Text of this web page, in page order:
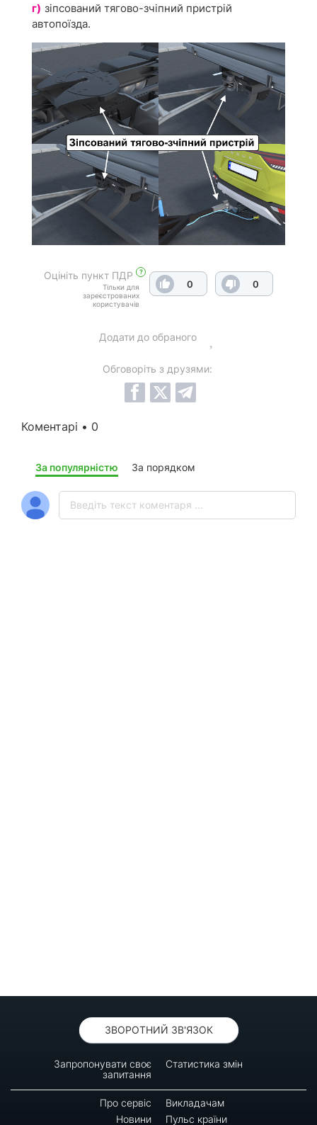
г) зіпсований тягово-зчіпний пристрій
автопоїзда.
Оцініть пункт ПДР ?
Тільки для
зареєстрованих
користувачів
0 0
Додати до обраного
Обговоріть з друзями:
Коментарі • 0
За популярністю За порядком
ЗВОРОТНИЙ ЗВ'ЯЗОК
Запропонувати своє
запитання
Статистика змін
Про сервіс
Викладачам
Новини
Пульс країни